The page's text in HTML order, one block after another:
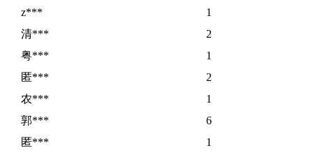
z***
1
清***
2
粤***
1
匿***
2
农***
1
郭***
6
匿***
1